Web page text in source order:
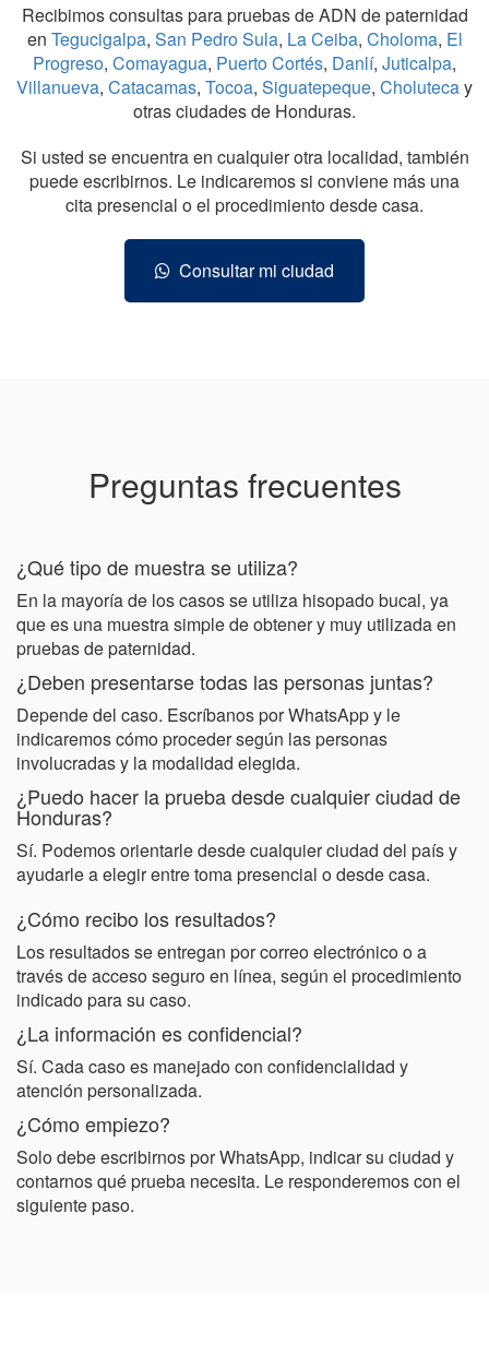
Recibimos consultas para pruebas de ADN de paternidad
en Tegucigalpa, San Pedro Sula, La Ceiba, Choloma, El
Progreso, Comayagua, Puerto Cortés, Danlí, Juticalpa,
Villanueva, Catacamas, Tocoa, Siguatepeque, Cholutecay
otras ciudades de Honduras.
Si usted se encuentra en cualquier otra localidad, también
puede escribirnos. Le indicaremos si conviene más una
cita presencial o el procedimiento desde casa.
Consultar mi ciudad
Preguntas frecuentes
¿Qué tipo de muestra se utiliza?
En la mayoría de los casos se utiliza hisopado bucal, ya
que es una muestra simple de obtener y muy utilizada en
pruebas de paternidad.
¿Deben presentarse todas las personas juntas?
Depende del caso. Escríbanos por WhatsApp y le
indicaremos cómo proceder según las personas
involucradas y la modalidad elegida.
¿Puedo hacer la prueba desde cualquier ciudad de
Honduras?
Sí. Podemos orientarle desde cualquier ciudad del país y
ayudarle a elegir entre toma presencial o desde casa.
¿Cómo recibo los resultados?
Los resultados se entregan por correo electrónico o a
través de acceso seguro en línea, según el procedimiento
indicado para su caso.
¿La información es confidencial?
Sí. Cada caso es manejado con confidencialidad y
atención personalizada.
¿Cómo empiezo?
Solo debe escribirnos por WhatsApp, indicar su ciudad y
contarnos qué prueba necesita. Le responderemos con el
siguiente paso.